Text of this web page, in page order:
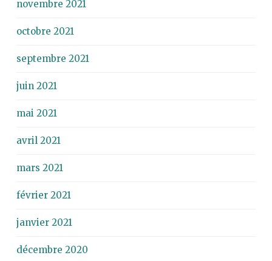
novembre 2021
octobre 2021
septembre 2021
juin 2021
mai 2021
avril 2021
mars 2021
février 2021
janvier 2021
décembre 2020